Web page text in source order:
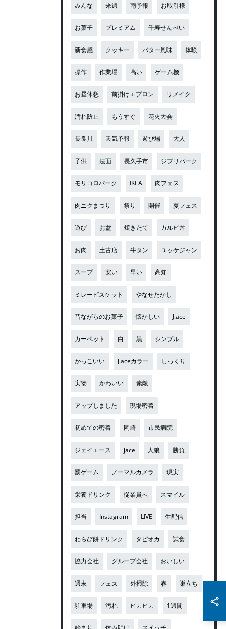
みんな 来週 雨予報 お取引様
お菓子 プレミアム 千寿せんべい
新食感 クッキー バター風味 体験
操作 作業場 高い ゲーム機
お昼休憩 前掛けエプロン リメイク
汚れ防止 もうすぐ 花火大会
長良川 天気予報 遊び場 大人
子供 法面 長久手市 ジブリパーク
モリコロパーク IKEA 肉フェス
肉ニクまつり 祭り 開催 夏フェス
遊び お盆 焼きたて カルビ丼
お肉 土古店 牛タン ユッケジャン
スープ 安い 早い 高知
ミレービスケット やなせたかし
昔ながらのお菓子 懐かしい J.ace
カーペット 白 黒 シンプル
かっこいい J.aceカラー しっくり
実物 かわいい 素敵
アップしました 現場密着
初めての密着 岡崎 市民病院
ジェイエース jace 人狼 勝負
罰ゲーム ノーマルカメラ 現実
栄養ドリンク 従業員へ スマイル
担当 Instagram LIVE 生配信
わらび餅ドリンク タピオカ 試食
協力会社 グループ会社 おいしい
週末 フェス 外掃除 春 巣立ち
駐車場 汚れ ピカピカ 1週間